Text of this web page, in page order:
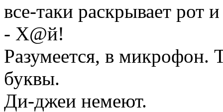
все-таки раскрывает рот
- Х@й!
Разумеется, в микрофон.
буквы.
Ди-джеи немеют.